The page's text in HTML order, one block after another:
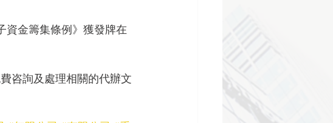
資金籌集條例》獲發牌在
咨詢及處理相關的代辦文